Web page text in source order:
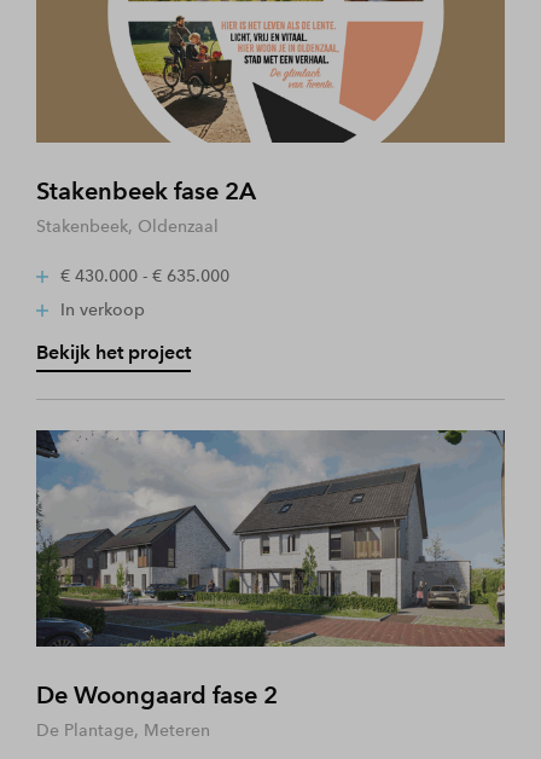
Stakenbeek fase 2A
Stakenbeek, Oldenzaal
€ 430.000 - € 635.000
In verkoop
Bekijk het project
De Woongaard fase 2
De Plantage, Meteren